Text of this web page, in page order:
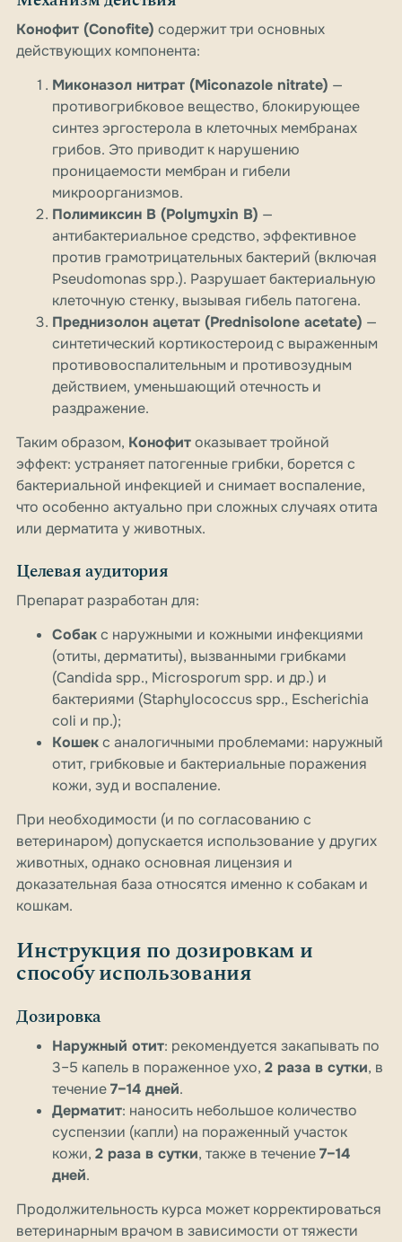
Конофит (Conofite) содержит три основных
действующих компонента:
Миконазол нитрат (Miconazole nitrate) —
противогрибковое вещество, блокирующее
синтез эргостерола в клеточных мембранах
грибов. Это приводит к нарушению
проницаемости мембран и гибели
микроорганизмов.
Полимиксин B (Polymyxin B) —
антибактериальное средство, эффективное
против грамотрицательных бактерий (включая
Pseudomonas spp.). Разрушает бактериальную
клеточную стенку, вызывая гибель патогена.
Преднизолон ацетат (Prednisolone acetate) —
синтетический кортикостероид с выраженным
противовоспалительным и противозудным
действием, уменьшающий отечность и
раздражение.
Таким образом, Конофитоказывает тройной
эффект: устраняет патогенные грибки, борется с
бактериальной инфекцией и снимает воспаление,
что особенно актуально при сложных случаях отита
или дерматита у животных.
Целевая аудитория
Препарат разработан для:
Собакс наружными и кожными инфекциями
(отиты, дерматиты), вызванными грибками
(Candida spp., Microsporum spp. и др.) и
бактериями (Staphylococcus spp., Escherichia
coli и пр.);
Кошекс аналогичными проблемами: наружный
отит, грибковые и бактериальные поражения
кожи, зуд и воспаление.
При необходимости (и по согласованию с
ветеринаром) допускается использование у других
животных, однако основная лицензия и
доказательная база относятся именно к собакам и
кошкам.
Инструкция по дозировкам и
способу использования
Дозировка
Наружный отит: рекомендуется закапывать по
3–5 капель в пораженное ухо, 2 раза в сутки, в
течение7–14 дней.
Дерматит: наносить небольшое количество
суспензии (капли) на пораженный участок
кожи, 2 раза в сутки, также в течение7–14
дней.
Продолжительность курса может корректироваться
ветеринарным врачом в зависимости от тяжести